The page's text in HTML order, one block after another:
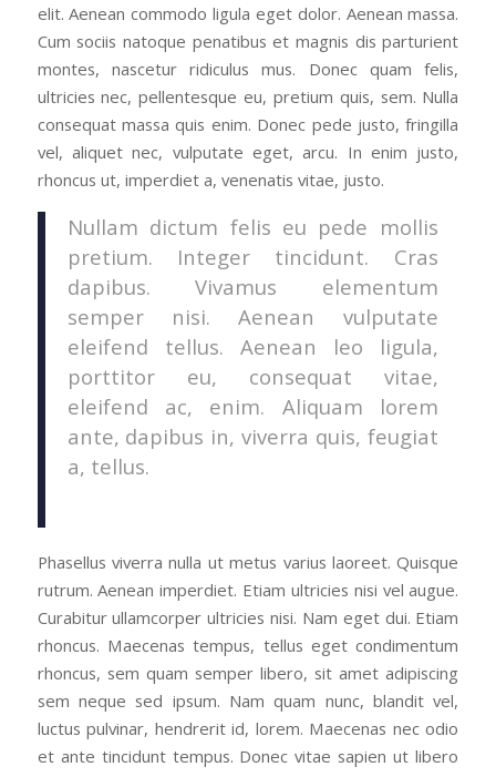
elit. Aenean commodo ligula eget dolor. Aenean massa.
Cum sociis natoque penatibus et magnis dis parturient
montes, nascetur ridiculus mus. Donec quam felis,
ultricies nec, pellentesque eu, pretium quis, sem. Nulla
consequat massa quis enim. Donec pede justo, fringilla
vel, aliquet nec, vulputate eget, arcu. In enim justo,
rhoncus ut, imperdiet a, venenatis vitae, justo.
Nullam dictum felis eu pede mollis
pretium. Integer tincidunt. Cras
dapibus. Vivamus elementum
semper nisi. Aenean vulputate
eleifend tellus. Aenean leo ligula,
porttitor eu, consequat vitae,
eleifend ac, enim. Aliquam lorem
ante, dapibus in, viverra quis, feugiat
a, tellus.
Phasellus viverra nulla ut metus varius laoreet. Quisque
rutrum. Aenean imperdiet. Etiam ultricies nisi vel augue.
Curabitur ullamcorper ultricies nisi. Nam eget dui. Etiam
rhoncus. Maecenas tempus, tellus eget condimentum
rhoncus, sem quam semper libero, sit amet adipiscing
sem neque sed ipsum. Nam quam nunc, blandit vel,
luctus pulvinar, hendrerit id, lorem. Maecenas nec odio
et ante tincidunt tempus. Donec vitae sapien ut libero